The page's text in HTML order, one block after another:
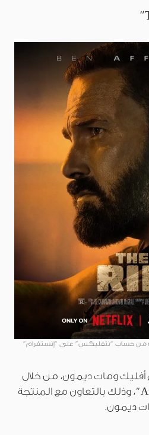
من حساب “نتفليكس” على “إنستغرام”
أفليك ومات ديمون، من خلال
شركتهما “Artists Equity”، وذلك بالتعاون مع المنتجة
ديمون.